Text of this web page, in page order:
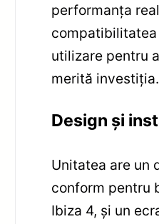
performanța
utilizare pentru
merită investiția.
Design și
Unitatea are un
conform pentru
Ibiza 4, și un